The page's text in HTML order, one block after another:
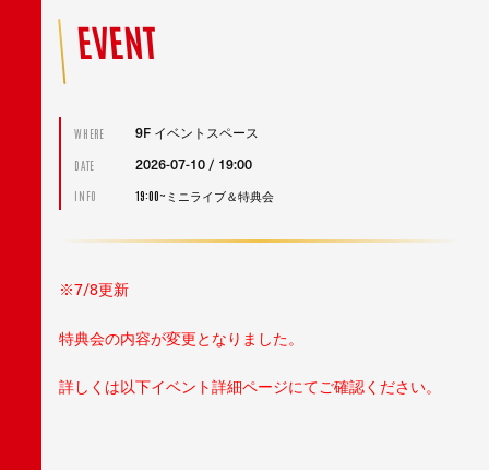
EVENT
WHERE 9F イベントスペース
DATE 2026-07-10 / 19:00
INFO 19:00~ミニライブ＆特典会
※7/8更新
特典会の内容が変更となりました。
詳しくは以下イベント詳細ページにてご確認ください。